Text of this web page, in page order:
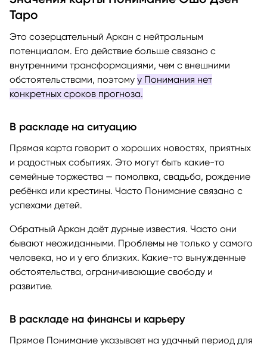
Таро
Это созерцательный Аркан с нейтральным
потенциалом. Его действие больше связано с
внутренними трансформациями, чем с внешними
обстоятельствами, поэтому у Понимания нет
конкретных сроков прогноза.
В раскладе на ситуацию
Прямая карта говорит о хороших новостях, приятных
и радостных событиях. Это могут быть какие-то
семейные торжества — помолвка, свадьба, рождение
ребёнка или крестины. Часто Понимание связано с
успехами детей.
Обратный Аркан даёт дурные известия. Часто они
бывают неожиданными. Проблемы не только у самого
человека, но и у его близких. Какие-то вынужденные
обстоятельства, ограничивающие свободу и
развитие.
В раскладе на финансы и карьеру
Прямое Понимание указывает на удачный период для